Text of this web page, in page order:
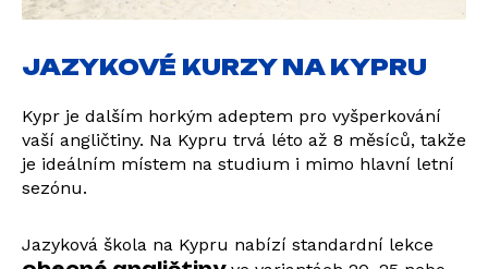
JAZYKOVÉ KURZY NA KYPRU
Kypr je dalším horkým adeptem pro vyšperkování
vaší angličtiny. Na Kypru trvá léto až 8 měsíců, takže
je ideálním místem na studium i mimo hlavní letní
sezónu.
Jazyková škola na Kypru nabízí standardní lekce